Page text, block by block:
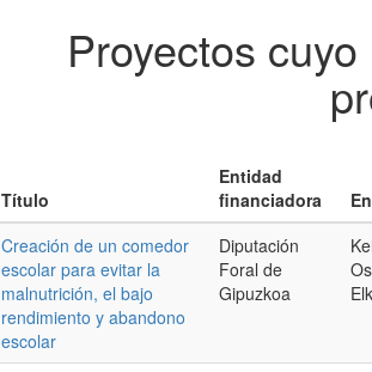
Proyectos
Título
Entidad
financiadora
Creación de un comedor
escolar para evitar la
malnutrición, el bajo
rendimiento y abandono
escolar
Diputación
Foral de
Gipuzkoa